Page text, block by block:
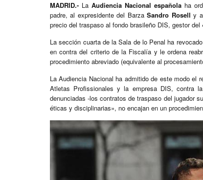
MADRID.- La Audiencia Nacional españolaha
padre, al expresidente del BarzaSandro Rosell y
precio del traspaso al fondo brasileño DIS, gestor
La sección cuarta de la Sala de lo Penal ha
en contra del criterio de la Fiscalía y le ordena
procedimiento abreviado (equivalente al
La Audiencia Nacional ha admitido de este modo el
Atletas Profissionales y la empresa DIS, contra
denunciadas -los contratos de traspaso del jugador
éticas y disciplinarias», no encajan en un